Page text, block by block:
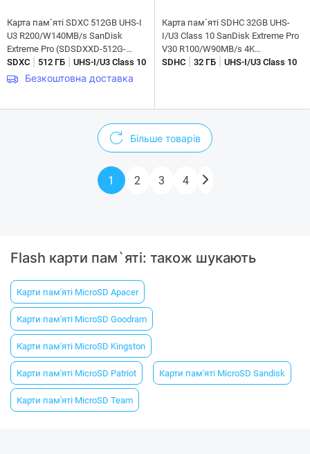
Карта пам`ятi SDXC 512GB UHS-I
U3 R200/W140MB/s SanDisk
Extreme Pro (SDSDXXD-512G-
GN4IN)
SDXC 512 ГБ UHS-I/U3 Class 10
Безкоштовна доставка
Карта пам`яті SDHC 32GB UHS-
I/U3 Class 10 SanDisk Extreme Pro
V30 R100/W90MB/s 4K
(SDSDXXO-032G-GN4IN)
SDHC 32 ГБ UHS-I/U3 Class 10
Більше товарів
1 2 3 4
Flash карти пам`яті: також шукають
Карти пам'яті MicroSD Apacer
Карти пам'яті MicroSD Goodram
Карти пам'яті MicroSD Kingston
Карти пам'яті MicroSD Patriot Карти пам'яті MicroSD Sandisk
Карти пам'яті MicroSD Team